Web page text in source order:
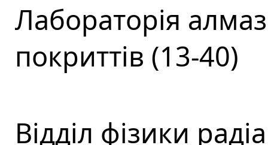
Лабораторія
покриттів (13-40)
Відділ фізики